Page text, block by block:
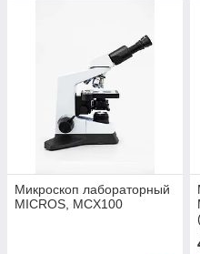
Микроскоп лабораторный
MICROS, MCХ100